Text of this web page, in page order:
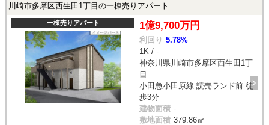
川崎市多摩区西生田1丁目の一棟売りアパート
一棟売りアパート 1億9,700万円
利回り 5.78%
1K / -
神奈川県川崎市多摩区西生田1丁
目
小田急小田原線 読売ランド前 徒
歩3分
建物面積 -
敷地面積 379.86㎡